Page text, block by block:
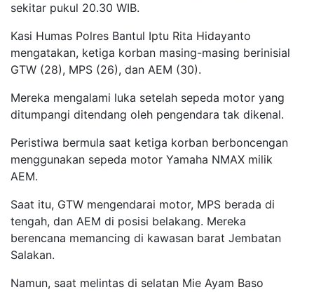
sekitar pukul 20.30 WIB.
Kasi Humas Polres Bantul Iptu Rita Hidayanto
mengatakan, ketiga korban masing-masing berinisial
GTW (28), MPS (26), dan AEM (30).
Mereka mengalami luka setelah sepeda motor yang
ditumpangi ditendang oleh pengendara tak dikenal.
Peristiwa bermula saat ketiga korban berboncengan
menggunakan sepeda motor Yamaha NMAX milik
AEM.
Saat itu, GTW mengendarai motor, MPS berada di
tengah, dan AEM di posisi belakang. Mereka
berencana memancing di kawasan barat Jembatan
Salakan.
Namun, saat melintas di selatan Mie Ayam Baso